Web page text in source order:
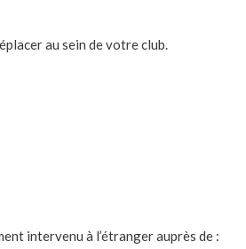
au sein de votre club.
intervenu à l’étranger auprès de :